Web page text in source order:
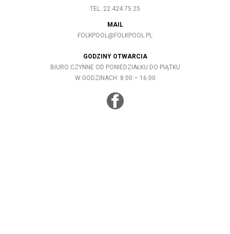
TEL. 22 424 75 25
MAIL
FOLKPOOL@FOLKPOOL.PL
GODZINY OTWARCIA
BIURO CZYNNE OD PONIEDZIAŁKU DO PIĄTKU
W GODZINACH: 8:00 – 16:00